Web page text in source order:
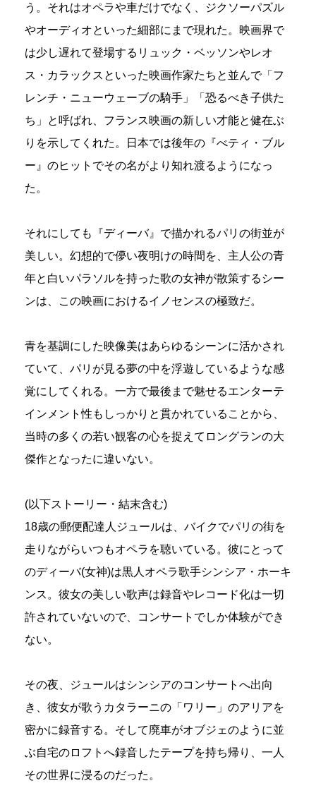
う。それはオペラや車だけでなく、ジクソーパズル
やオーディオといった細部にまで現れた。映画界で
は少し遅れて登場するリュック・ベッソンやレオ
ス・カラックスといった映画作家たちと並んで「フ
レンチ・ニューウェーブの騎手」「恐るべき子供た
ち」と呼ばれ、フランス映画の新しい才能と健在ぶ
りを示してくれた。日本では後年の『べティ・ブル
ー』のヒットでその名がより知れ渡るようになっ
た。
それにしても『ディーバ』で描かれるパリの街並が
美しい。幻想的で儚い夜明けの時間を、主人公の青
年と白いパラソルを持った歌の女神が散策するシー
ンは、この映画におけるイノセンスの極致だ。
青を基調にした映像美はあらゆるシーンに活かされ
ていて、パリが見る夢の中を浮遊しているような感
覚にしてくれる。一方で最後まで魅せるエンターテ
インメント性もしっかりと貫かれていることから、
当時の多くの若い観客の心を捉えてロングランの大
傑作となったに違いない。
(以下ストーリー・結末含む)
18歳の郵便配達人ジュールは、バイクでパリの街を
走りながらいつもオペラを聴いている。彼にとって
のディーバ(女神)は黒人オペラ歌手シンシア・ホーキ
ンス。彼女の美しい歌声は録音やレコード化は一切
許されていないので、コンサートでしか体験ができ
ない。
その夜、ジュールはシンシアのコンサートへ出向
き、彼女が歌うカタラーニの「ワリー」のアリアを
密かに録音する。そして廃車がオブジェのように並
ぶ自宅のロフトへ録音したテープを持ち帰り、一人
その世界に浸るのだった。